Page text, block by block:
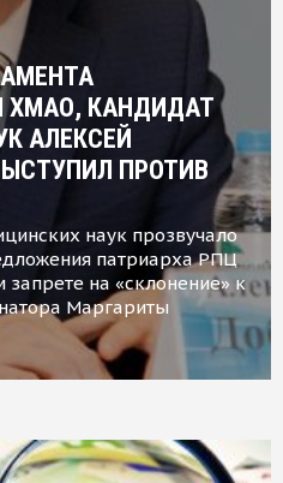
ХМАО, КАНДИДАТ
АЛЕКСЕЙ
ПРОТИВ
наук прозвучало
патриарха РПЦ
на «склонение» к
Маргариты